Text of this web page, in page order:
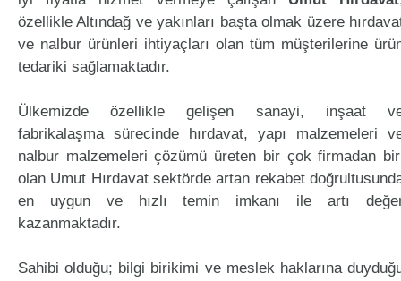
özellikle Altındağ ve yakınları başta olmak üzere
ve nalbur ürünleri ihtiyaçları olan tüm müşterilerine
tedariki sağlamaktadır.
Ülkemizde özellikle gelişen sanayi, inşaat
fabrikalaşma sürecinde hırdavat, yapı malzemeleri
nalbur malzemeleri çözümü üreten bir çok firmadan
olan Umut Hırdavat sektörde artan rekabet
en uygun ve hızlı temin imkanı ile artı
kazanmaktadır.
Sahibi olduğu; bilgi birikimi ve meslek haklarına